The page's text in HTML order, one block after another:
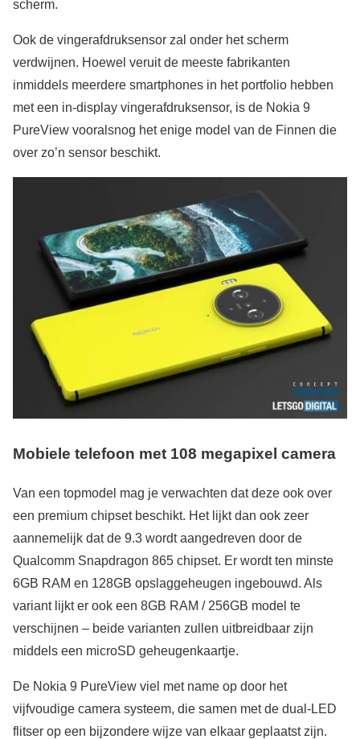
scherm.
Ook de vingerafdruksensor zal onder het scherm
verdwijnen. Hoewel veruit de meeste fabrikanten
inmiddels meerdere smartphones in het portfolio hebben
met een in-display vingerafdruksensor, is de Nokia 9
PureView vooralsnog het enige model van de Finnen die
over zo’n sensor beschikt.
Mobiele telefoon met 108 megapixel camera
Van een topmodel mag je verwachten dat deze ook over
een premium chipset beschikt. Het lijkt dan ook zeer
aannemelijk dat de 9.3 wordt aangedreven door de
Qualcomm Snapdragon 865 chipset. Er wordt ten minste
6GB RAM en 128GB opslaggeheugen ingebouwd. Als
variant lijkt er ook een 8GB RAM / 256GB model te
verschijnen – beide varianten zullen uitbreidbaar zijn
middels een microSD geheugenkaartje.
De Nokia 9 PureView viel met name op door het
vijfvoudige camera systeem, die samen met de dual-LED
flitser op een bijzondere wijze van elkaar geplaatst zijn.